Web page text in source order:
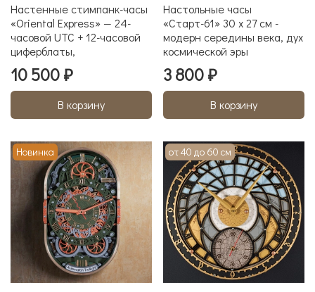
Настенные стимпанк-часы
«Oriental Express» — 24-
часовой UTC + 12-часовой
циферблаты,
10 500 ₽
В корзину
Настольные часы
«Старт-61» 30 x 27 см -
модерн середины века, дух
космической эры
3 800 ₽
В корзину
Новинка от 40 до 60 см